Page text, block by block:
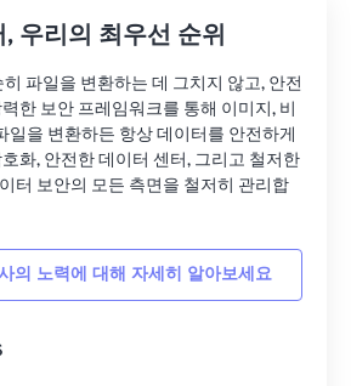
우리의 최우선 순위
파일을 변환하는 데 그치지 않고, 안전
한 보안 프레임워크를 통해 이미지, 비
일을 변환하든 항상 데이터를 안전하게
화, 안전한 데이터 센터, 그리고 철저한
터 보안의 모든 측면을 철저히 관리합
의 노력에 대해 자세히 알아보세요